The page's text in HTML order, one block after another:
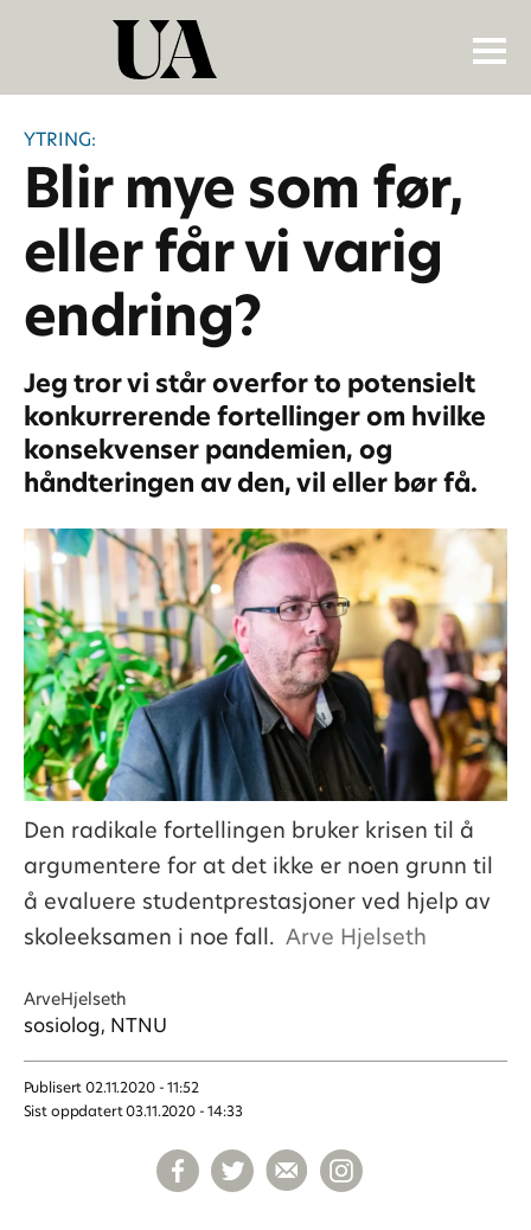
YTRING:
Blir mye som før,
eller får vi varig
endring?
Jeg tror vi står overfor to potensielt
konkurrerende fortellinger om hvilke
konsekvenser pandemien, og
håndteringen av den, vil eller bør få.
Den radikale fortellingen bruker krisen til å
argumentere for at det ikke er noen grunn til
å evaluere studentprestasjoner ved hjelp av
skoleeksamen i noe fall. Arve Hjelseth
ArveHjelseth
sosiolog, NTNU
Publisert
02.11.2020 - 11:52
Sist oppdatert
03.11.2020 - 14:33